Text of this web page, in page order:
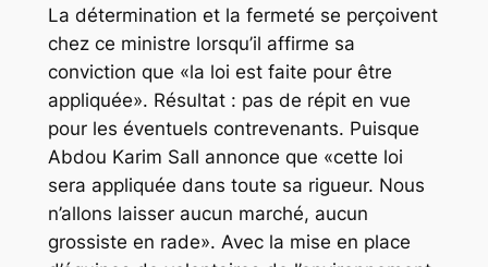
La détermination et la fermeté se perçoivent
chez ce ministre lorsqu’il affirme sa
conviction que «la loi est faite pour être
appliquée». Résultat : pas de répit en vue
pour les éventuels contrevenants. Puisque
Abdou Karim Sall annonce que «cette loi
sera appliquée dans toute sa rigueur. Nous
n’allons laisser aucun marché, aucun
grossiste en rade». Avec la mise en place